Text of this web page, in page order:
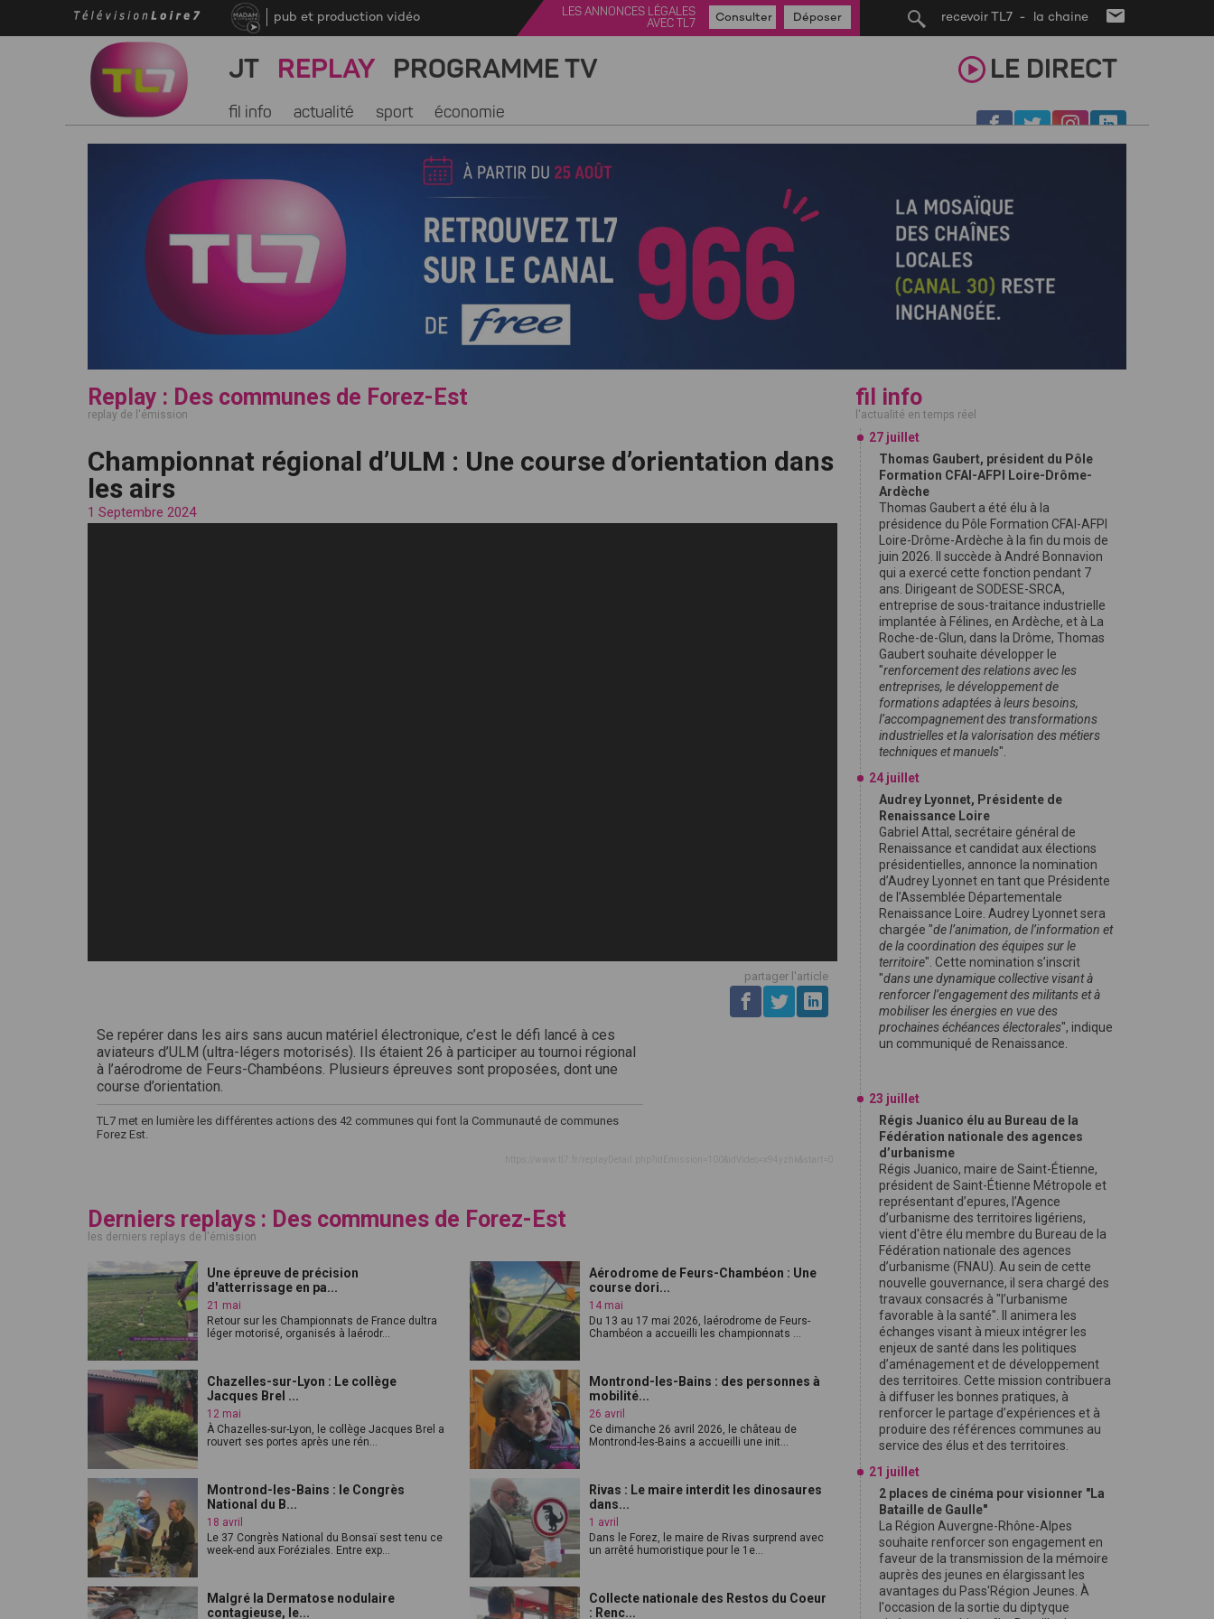
recevoir TL7 - la chaine
pub et production vidéo
LES ANNONCES LÉGALES
AVEC TL7
Consulter Déposer
JT REPLAY PROGRAMME TV LE DIRECT
fil info actualité sport économie
Replay : Des communes de Forez-Est
replay de l'émission
Championnat régional d’ULM : Une course d’orientation dans
les airs
1 Septembre 2024
partager l'article
Se repérer dans les airs sans aucun matériel électronique, c’est le défi lancé à ces
aviateurs d’ULM (ultra-légers motorisés). Ils étaient 26 à participer au tournoi régional
à l’aérodrome de Feurs-Chambéons. Plusieurs épreuves sont proposées, dont une
course d’orientation.
TL7 met en lumière les différentes actions des 42 communes qui font la Communauté de communes
Forez Est.
Derniers replays : Des communes de Forez-Est
les derniers replays de l'émission
Une épreuve de précision
d'atterrissage en pa...
21 mai
Retour sur les Championnats de France dultra
léger motorisé, organisés à laérodr...
Aérodrome de Feurs-Chambéon : Une
course dori...
14 mai
Du 13 au 17 mai 2026, laérodrome de Feurs-
Chambéon a accueilli les championnats ...
Chazelles-sur-Lyon : Le collège
Jacques Brel ...
12 mai
À Chazelles-sur-Lyon, le collège Jacques Brel a
rouvert ses portes après une rén...
Montrond-les-Bains : des personnes à
mobilité...
26 avril
Ce dimanche 26 avril 2026, le château de
Montrond-les-Bains a accueilli une init...
Montrond-les-Bains : le Congrès
National du B...
18 avril
Le 37 Congrès National du Bonsaï sest tenu ce
week-end aux Foréziales. Entre exp...
Rivas : Le maire interdit les dinosaures
dans...
1 avril
Dans le Forez, le maire de Rivas surprend avec
un arrêté humoristique pour le 1e...
Malgré la Dermatose nodulaire
contagieuse, le...
Collecte nationale des Restos du Coeur
: Renc...
fil info
l'actualité en temps réel
27 juillet
Thomas Gaubert, président du Pôle
Formation CFAI-AFPI Loire-Drôme-
Ardèche
Thomas Gaubert a été élu à la
présidence du Pôle Formation CFAI-AFPI
Loire-Drôme-Ardèche à la fin du mois de
juin 2026. Il succède à André Bonnavion
qui a exercé cette fonction pendant 7
ans. Dirigeant de SODESE-SRCA,
entreprise de sous-traitance industrielle
implantée à Félines, en Ardèche, et à La
Roche-de-Glun, dans la Drôme, Thomas
Gaubert souhaite développer le
"renforcement des relations avec les
entreprises, le développement de
formations adaptées à leurs besoins,
l’accompagnement des transformations
industrielles et la valorisation des métiers
techniques et manuels".
24 juillet
Audrey Lyonnet, Présidente de
Renaissance Loire
Gabriel Attal, secrétaire général de
Renaissance et candidat aux élections
présidentielles, annonce la nomination
d’Audrey Lyonnet en tant que Présidente
de l’Assemblée Départementale
Renaissance Loire. Audrey Lyonnet sera
chargée "de l’animation, de l’information et
de la coordination des équipes sur le
territoire". Cette nomination s’inscrit
"dans une dynamique collective visant à
renforcer l’engagement des militants et à
mobiliser les énergies en vue des
prochaines échéances électorales", indique
un communiqué de Renaissance.
23 juillet
Régis Juanico élu au Bureau de la
Fédération nationale des agences
d’urbanisme
Régis Juanico, maire de Saint-Étienne,
président de Saint-Étienne Métropole et
représentant d’epures, l’Agence
d’urbanisme des territoires ligériens,
vient d'être élu membre du Bureau de la
Fédération nationale des agences
d’urbanisme (FNAU). Au sein de cette
nouvelle gouvernance, il sera chargé des
travaux consacrés à "l’urbanisme
favorable à la santé". Il animera les
échanges visant à mieux intégrer les
enjeux de santé dans les politiques
d’aménagement et de développement
des territoires. Cette mission contribuera
à diffuser les bonnes pratiques, à
renforcer le partage d’expériences et à
produire des références communes au
service des élus et des territoires.
21 juillet
2 places de cinéma pour visionner "La
Bataille de Gaulle"
La Région Auvergne-Rhône-Alpes
souhaite renforcer son engagement en
faveur de la transmission de la mémoire
auprès des jeunes en élargissant les
avantages du Pass'Région Jeunes. À
l'occasion de la sortie du diptyque